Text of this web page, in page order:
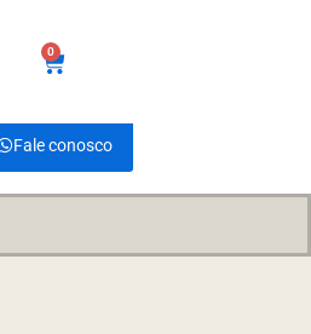
0
Fale conosco